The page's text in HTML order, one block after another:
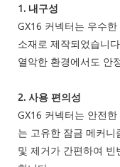
1. 내구성
GX16 커넥터는 우수
소재로 제작되었습니
열악한 환경에서도 안
2. 사용 편의성
GX16 커넥터는 안전
는 고유한 잠금 메커니
및 제거가 간편하여